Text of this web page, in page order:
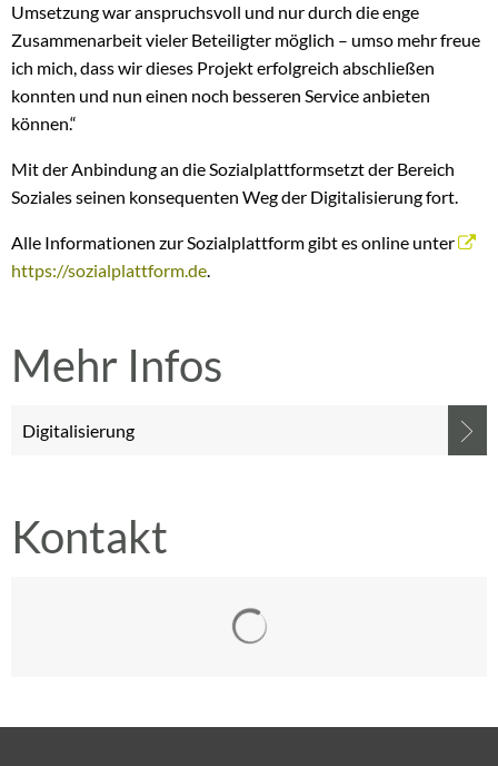
Umsetzung war anspruchsvoll und nur durch die enge
Zusammenarbeit vieler Beteiligter möglich – umso mehr freue
ich mich, dass wir dieses Projekt erfolgreich abschließen
konnten und nun einen noch besseren Service anbieten
können.“
Mit der Anbindung an die Sozialplattformsetzt der Bereich
Soziales seinen konsequenten Weg der Digitalisierung fort.
Alle Informationen zur Sozialplattform gibt es online unter
https://sozialplattform.de.
Mehr Infos
Digitalisierung
Kontakt